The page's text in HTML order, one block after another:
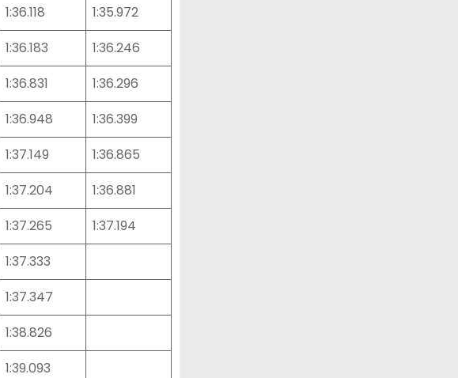
1:36.118
1:35.972
1:36.183
1:36.246
1:36.831
1:36.296
1:36.948
1:36.399
1:37.149
1:36.865
1:37.204
1:36.881
1:37.265
1:37.194
1:37.333
1:37.347
1:38.826
1:39.093